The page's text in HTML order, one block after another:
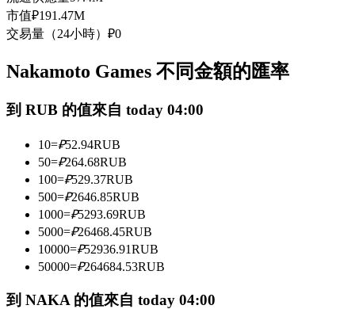
與頂尖交易專家同行
成為跟單交易員
坐享盈利分成和跟單分傭
市值₽191.47M
交易量（24小時） ₽0
Nakamoto Games 不同金額的匯率
到 RUB 的值來自 today 04:00
10=₽52.94RUB
50=₽264.68RUB
100=₽529.37RUB
500=₽2646.85RUB
1000=₽5293.69RUB
5000=₽26468.45RUB
10000=₽52936.91RUB
50000=₽264684.53RUB
到 NAKA 的值來自 today 04:00